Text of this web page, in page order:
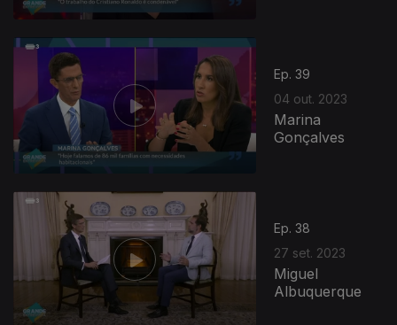
Ep. 39
04 out. 2023
Marina
Gonçalves
Ep. 38
27 set. 2023
Miguel
Albuquerque